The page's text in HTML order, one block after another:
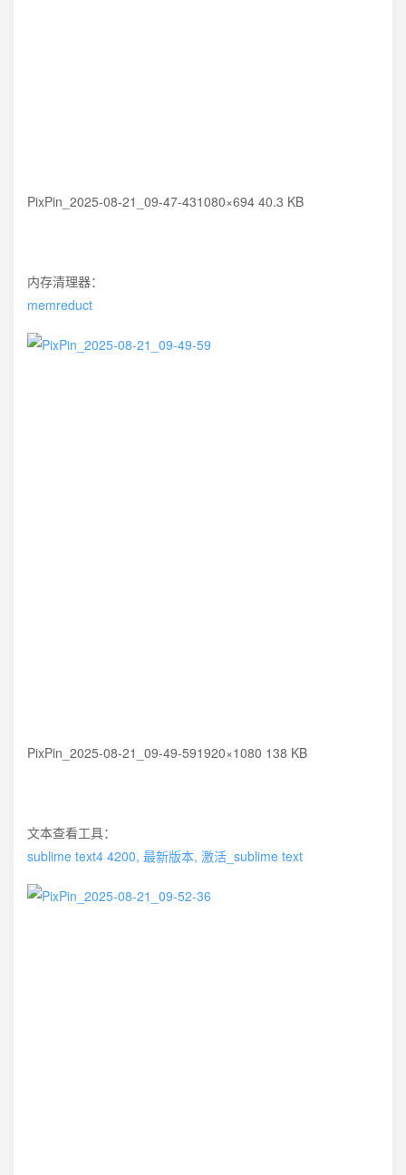
PixPin_2025-08-21_09-47-431080×694 40.3 KB
内存清理器：
memreduct
PixPin_2025-08-21_09-49-591920×1080 138 KB
文本查看工具：
sublime text4 4200, 最新版本, 激活_sublime text